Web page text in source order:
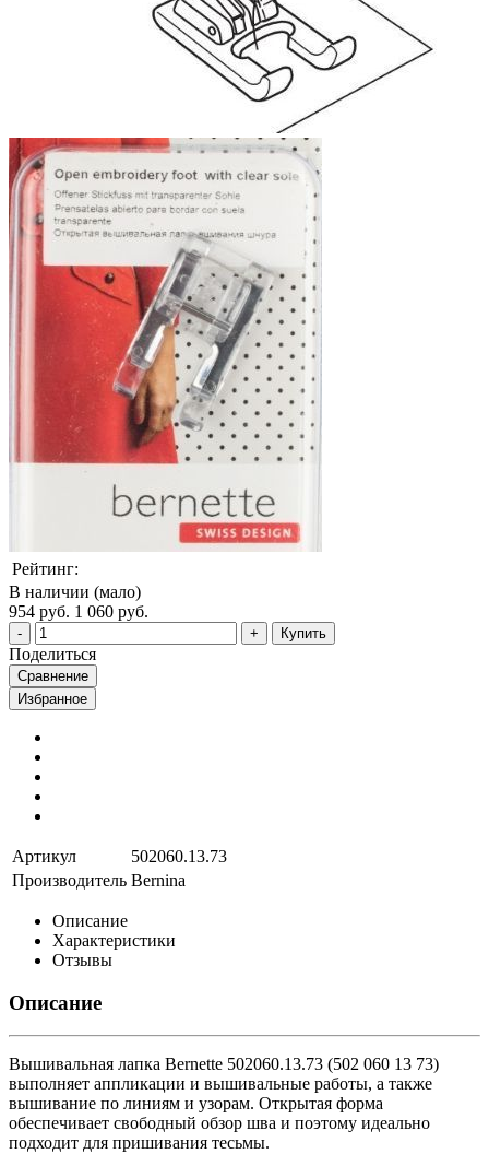
Рейтинг:
В наличии (мало)
954 руб. 1 060 руб.
Купить
Поделиться
Сравнение
Избранное
Артикул
502060.13.73
Производитель Bernina
Описание
Характеристики
Отзывы
Описание
Вышивальная лапка Bernette 502060.13.73 (502 060 13 73)
выполняет аппликации и вышивальные работы, а также
вышивание по линиям и узорам. Открытая форма
обеспечивает свободный обзор шва и поэтому идеально
подходит для пришивания тесьмы.